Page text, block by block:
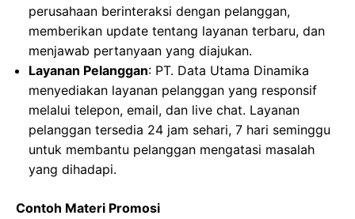
perusahaan berinteraksi dengan pelanggan,
memberikan update tentang layanan terbaru, dan
menjawab pertanyaan yang diajukan.
Layanan Pelanggan: PT. Data Utama Dinamika
menyediakan layanan pelanggan yang responsif
melalui telepon, email, dan live chat. Layanan
pelanggan tersedia 24 jam sehari, 7 hari seminggu
untuk membantu pelanggan mengatasi masalah
yang dihadapi.
Contoh Materi Promosi